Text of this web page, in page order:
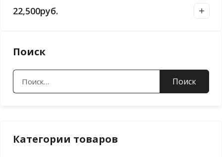
22,500руб.
Поиск
Найти:
Категории товаров